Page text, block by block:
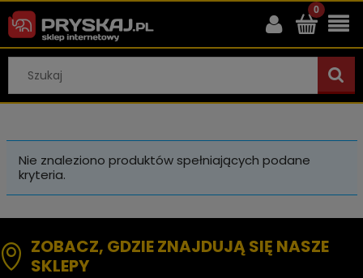
Nie znaleziono produktów spełniających podane
kryteria.
ZOBACZ, GDZIE ZNAJDUJĄ SIĘ NASZE
SKLEPY